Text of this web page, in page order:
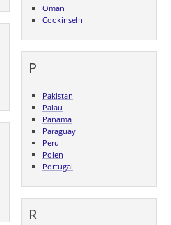
Oman
Cookinseln
P
Pakistan
Palau
Panama
Paraguay
Peru
Polen
Portugal
R